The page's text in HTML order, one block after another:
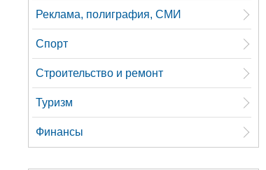
Реклама, полиграфия, СМИ
Спорт
Строительство и ремонт
Туризм
Финансы